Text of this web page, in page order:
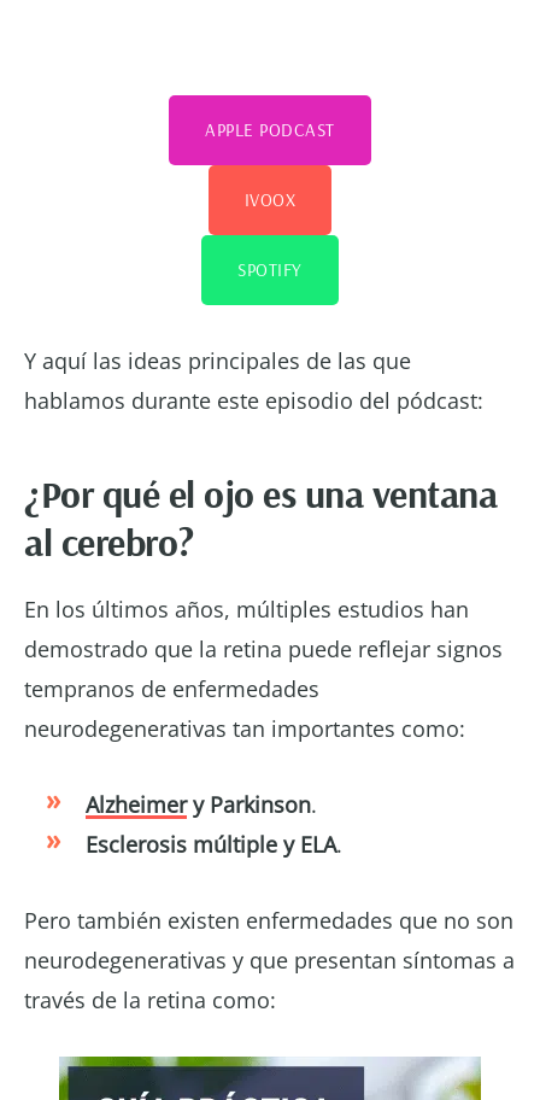
APPLE PODCAST
IVOOX
SPOTIFY
Y aquí las ideas principales de las que
hablamos durante este episodio del pódcast:
¿Por qué el ojo es una ventana
al cerebro?
En los últimos años, múltiples estudios han
demostrado que la retina puede reflejar signos
tempranos de enfermedades
neurodegenerativas tan importantes como:
Alzheimery Parkinson.
Esclerosis múltiple y ELA.
Pero también existen enfermedades que no son
neurodegenerativas y que presentan síntomas a
través de la retina como: